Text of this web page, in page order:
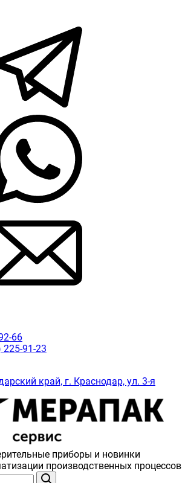
66
225-91-23
край, г. Краснодар, ул. 3-я
приборы и новинки
производственных процессов